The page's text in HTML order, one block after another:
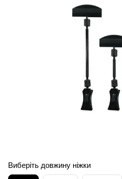
Виберіть довжину ніжки